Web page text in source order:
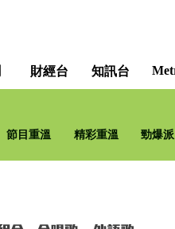
財經台 知訊台
節目重溫 精彩重溫 勁爆